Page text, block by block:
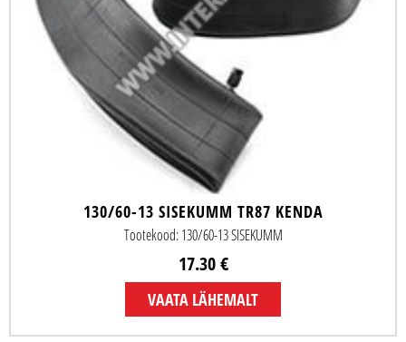
130/60-13 SISEKUMM TR87 KENDA
Tootekood: 130/60-13 SISEKUMM
17.30 €
VAATA LÄHEMALT